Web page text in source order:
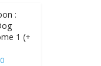
:
1 (+
0